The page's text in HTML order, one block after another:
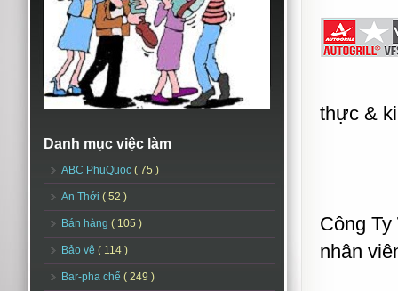
Danh mục việc làm
ABC PhuQuoc ( 75 )
An Thới ( 52 )
Bán hàng ( 105 )
Bảo vệ ( 114 )
Bar-pha chế ( 249 )
thực &
Công Ty
nhân